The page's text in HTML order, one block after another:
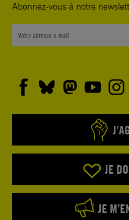
Abonnez-vous à notre
JE
JE